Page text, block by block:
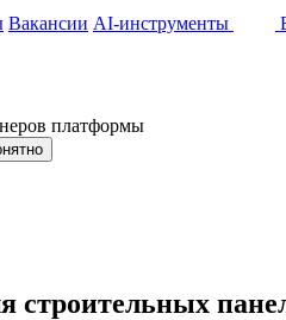
Вакансии AI-инструменты
платформы
строительных